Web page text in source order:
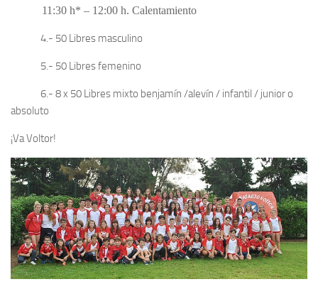
11:30 h* – 12:00 h. Calentamiento
4.- 50 Libres masculino
5.- 50 Libres femenino
6.- 8 x 50 Libres mixto benjamín /alevín / infantil / junior o
absoluto
¡Va Voltor!